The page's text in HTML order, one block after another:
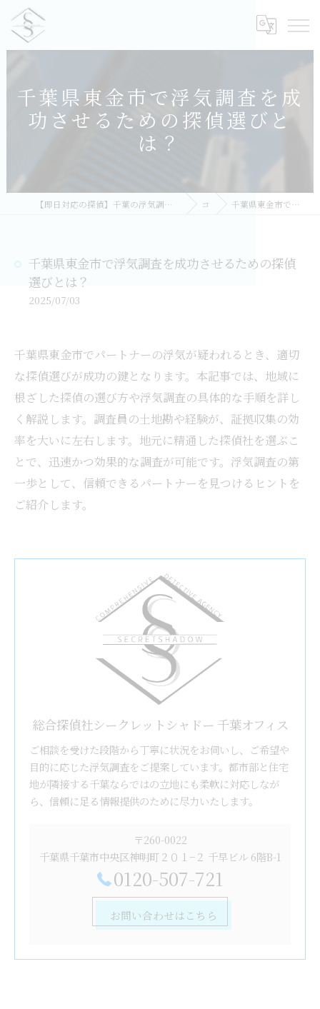
千葉県東金市で浮気調査を成
功させるための探偵選びと
は？
【即日対応の探偵】千葉の浮気調査｜相談無料・比較しておすすめ／総合探偵社シークレットシャドー 千葉オフィス コラム 千葉県東金市で浮気調査を成功させるための探偵選びとは？
千葉県東金市で浮気調査を成功させるための探偵
選びとは？
2025/07/03
千葉県東金市でパートナーの浮気が疑われるとき、適切
な探偵選びが成功の鍵となります。本記事では、地域に
根ざした探偵の選び方や浮気調査の具体的な手順を詳し
く解説します。調査員の土地勘や経験が、証拠収集の効
率を大いに左右します。地元に精通した探偵社を選ぶこ
とで、迅速かつ効果的な調査が可能です。浮気調査の第
一歩として、信頼できるパートナーを見つけるヒントを
ご紹介します。
総合探偵社シークレットシャドー 千葉オフィス
ご相談を受けた段階から丁寧に状況をお伺いし、ご希望や
目的に応じた浮気調査をご提案しています。都市部と住宅
地が隣接する千葉ならではの立地にも柔軟に対応しなが
ら、信頼に足る情報提供のために尽力いたします。
〒260-0022
千葉県千葉市中央区神明町２０１−２ 千早ビル 6階B-1
0120-507-721
お問い合わせはこちら